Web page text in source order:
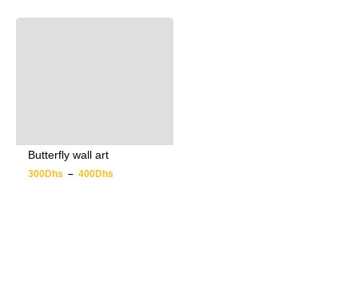
Butterfly wall art
300Dhs – 400Dhs